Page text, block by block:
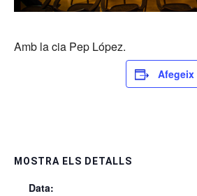
Amb la cia Pep López.
Afegeix
MOSTRA ELS DETALLS
Data: